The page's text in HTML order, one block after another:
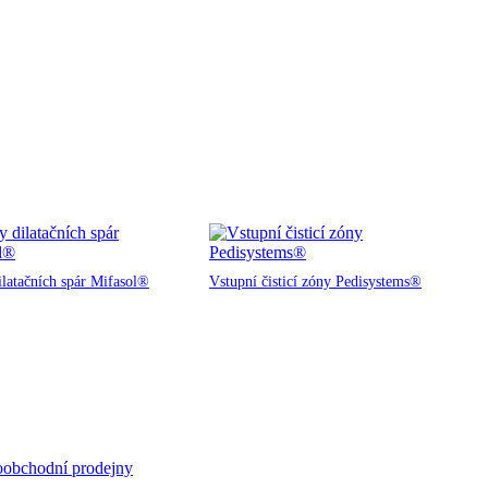
spár Mifasol® Vstupní čisticí zóny Pedisystems®